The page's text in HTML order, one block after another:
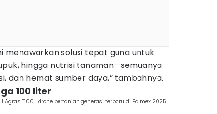
menawarkan solusi tepat guna untuk
hingga nutrisi tanaman—semuanya
dan hemat sumber daya,” tambahnya.
100 liter
Agras T100—drone pertanian generasi terbaru di Palmex 2025